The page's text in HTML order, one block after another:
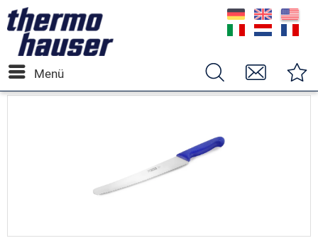
Menü